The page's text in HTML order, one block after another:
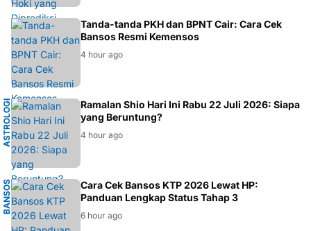
BANSOS
Tanda-tanda PKH dan BPNT Cair: Cara Cek
Bansos Resmi Kemensos
4 hour ago
A
S
T
R
O
L
O
G
I
T
I
O
N
G
H
OA
Ramalan Shio Hari Ini Rabu 22 Juli 2026: Siapa
yang Beruntung?
4 hour ago
B
A
NS
O
S
2
0
26
Cara Cek Bansos KTP 2026 Lewat HP:
Panduan Lengkap Status Tahap 3
6 hour ago